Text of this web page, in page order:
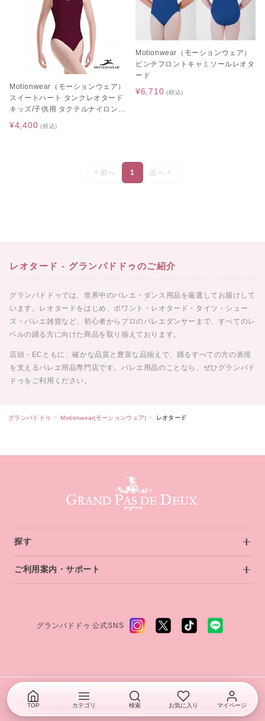
ゼント]バレ
ュリナー
[A4カレンダープレゼント]サタ
2026.05.01
ゴールデンウィーク期間中のお
2026.04.26
Motionwear（モーションウェア）
スイートハート タンクレオタード
キッズ/子供用 タクテルナイロンタ
イプ
¥4,400 (税込)
Motionwear（モーションウェア）
ピンチフロントキャミソールレオタ
ード
¥6,710 (税込)
< 前へ 1 次へ >
レオタード - グランパドドゥのご紹介
グランパドドゥでは、世界中のバレエ・ダンス用品を厳選してお届けして
います。レオタードをはじめ、ポワント・レオタード・タイツ・シュー
ズ・バレエ雑貨など、初心者からプロのバレエダンサーまで、すべてのレ
ベルの踊る方に向けた商品を取り揃えております。
店頭・ECともに、確かな品質と豊富な品揃えで、踊るすべての方の表現
を支えるバレエ用品専門店です。バレエ用品のことなら、ぜひグランパド
ドゥをご利用ください。
グランパドドゥ Motionwear(モーションウェア) レオタード
探す
ご利用案内・サポート
グランパドドゥ 公式SNS
ご利用規約 プライバシーポリシー 特定商取引法に関する表示
Copyright © 1999–2026 Grand Pas de Deux. All rights reserved.
TOP カテゴリ 検索 お気に入り マイページ